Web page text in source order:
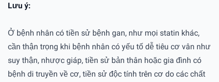
Lưu ý:
Ở bệnh nhân có tiền sử bệnh gan, như mọi statin khác,
cần thận trọng khi bệnh nhân có yếu tố dễ tiêu cơ vân như
suy thận, nhược giáp, tiền sử bản thân hoặc gia đình có
bệnh di truyền về cơ, tiền sử độc tính trên cơ do các chất